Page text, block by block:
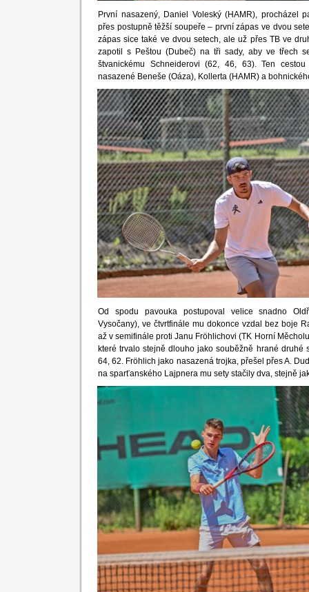
První nasazený, Daniel Voleský (HAMR), procházel
přes postupně těžší soupeře – první zápas ve dvou
zápas sice také ve dvou setech, ale už přes TB ve
zapotil s Peštou (Dubeč) na tři sady, aby ve třech
štvanickému Schneiderovi (62, 46, 63). Ten
nasazené Beneše (Oáza), Kollerta (HAMR) a
Od spodu pavouka postupoval velice snadno
Vysočany), ve čtvrtfinále mu dokonce vzdal bez boje
až v semifinále proti Janu Fröhlichovi (TK Horní
které trvalo stejně dlouho jako souběžně hrané druhé
64, 62. Fröhlich jako nasazená trojka, přešel přes A.
na sparťanského Lajpnera mu sety stačily dva, stejně